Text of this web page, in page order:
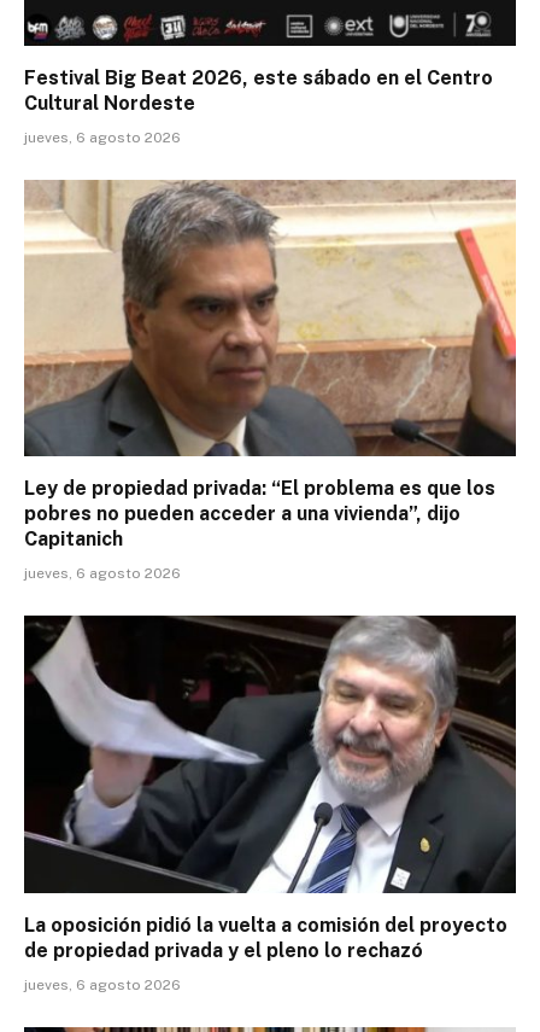
Festival Big Beat 2026, este sábado en el Centro
Cultural Nordeste
jueves, 6 agosto 2026
Ley de propiedad privada: “El problema es que los
pobres no pueden acceder a una vivienda”, dijo
Capitanich
jueves, 6 agosto 2026
La oposición pidió la vuelta a comisión del proyecto
de propiedad privada y el pleno lo rechazó
jueves, 6 agosto 2026